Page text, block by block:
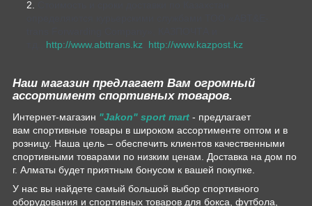
http://www.abttrans.kz http://www.kazpost.kz
Наш магазин предлагает Вам огромный
ассортимент спортивных товаров.
Интернет-магазин "Jakon" sport mart - предлагает
вам спортивные товары в широком ассортименте оптом и в
розницу. Наша цель – обеспечить клиентов качественными
спортивными товарами по низким ценам. Доставка на дом по
г. Алматы будет приятным бонусом к вашей покупке.
У нас вы найдете самый большой выбор спортивного
оборудования и спортивных товаров для бокса, футбола,